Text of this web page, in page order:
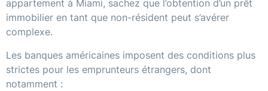
appartement à Miami, sachez que l’obtention d’un prêt
immobilier en tant que non-résident peut s’avérer
complexe.
Les banques américaines imposent des conditions plus
strictes pour les emprunteurs étrangers, dont
notamment :